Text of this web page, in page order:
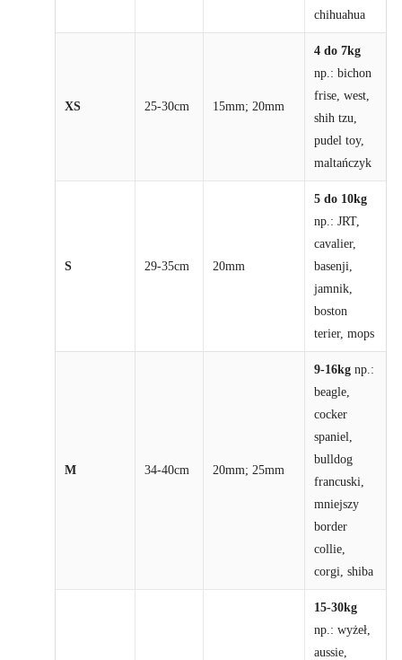
chihuahua
XS 25-30cm 15mm; 20mm
4 do 7kg
np.: bichon
frise, west,
shih tzu,
pudel toy,
maltańczyk
S 29-35cm 20mm
5 do 10kg
np.: JRT,
cavalier,
basenji,
jamnik,
boston
terier, mops
M 34-40cm 20mm; 25mm
9-16kg np.:
beagle,
cocker
spaniel,
bulldog
francuski,
mniejszy
border
collie,
corgi, shiba
15-30kg
np.: wyżeł,
aussie,